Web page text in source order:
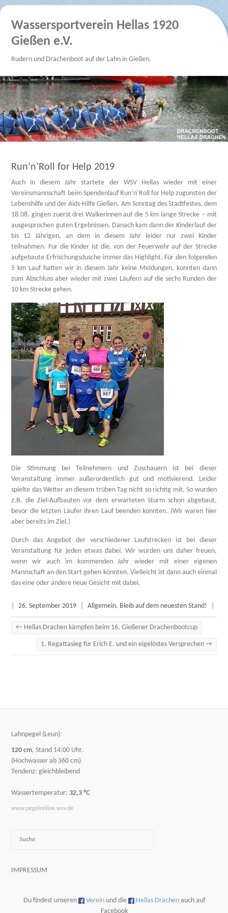
Wassersportverein Hellas 1920
Gießen e.V.
Rudern und Drachenboot auf der Lahn in Gießen.
Run’n’Roll for Help 2019
Auch in diesem Jahr startete der WSV Hellas wieder mit einer
Vereinsmannschaft beim Spendenlauf Run’n’Roll for Help zugunsten der
Lebenshilfe und der Aids-Hilfe Gießen. Am Sonntag des Stadtfestes, dem
18.08. gingen zuerst drei Walkerinnen auf die 5 km lange Strecke – mit
ausgesprochen guten Ergebnissen. Danach kam dann der Kinderlauf der
bis 12 Jährigen, an dem in diesem Jahr leider nur zwei Kinder
teilnahmen. Für die Kinder ist die, von der Feuerwehr auf der Strecke
aufgebaute Erfrischungsdusche immer das Highlight. Für den folgenden
5 km Lauf hatten wir in diesem Jahr keine Meldungen, konnten dann
zum Abschluss aber wieder mit zwei Läufern auf die sechs Runden der
10 km Strecke gehen.
Die Stimmung bei Teilnehmern und Zuschauern ist bei dieser
Veranstaltung immer außerordentlich gut und motivierend. Leider
spielte das Wetter an diesem trüben Tag nicht so richtig mit. So wurden
z.B. die Ziel-Aufbauten vor dem erwarteten Sturm schon abgebaut,
bevor die letzten Läufer ihren Lauf beenden konnten. (Wir waren hier
aber bereits im Ziel.)
Durch das Angebot der verschiedener Laufstrecken ist bei dieser
Veranstaltung für jeden etwas dabei. Wir würden uns daher freuen,
wenn wir auch im kommenden Jahr wieder mit einer eigenen
Mannschaft an den Start gehen könnten. Vielleicht ist dann auch einmal
das eine oder andere neue Gesicht mit dabei.
26. September 2019 Allgemein, Bleib auf dem neuesten Stand!
← Hellas Drachen kämpfen beim 16. Gießener Drachenbootcup
1. Regattasieg für Erich E. und ein eigelöstes Versprechen →
Lahnpegel (Leun):
120 cm, Stand 14:00 Uhr.
(Hochwasser ab 360 cm)
Tendenz: gleichbleibend
Wassertemperatur: 32,3 °C
www.pegelonline.wsv.de
IMPRESSUM
Du findest unseren Vereinund die Hellas Drachenauch auf
Facebook